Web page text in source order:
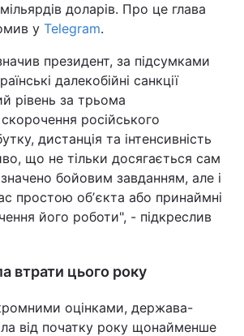
Наука
Інциденти
Туризм
Погода
Регіони
Статті
Думки
доларів. Про це глава
у Telegram.
президент, за підсумками
далекобійні санкції
рівень за трьома
російського
дистанція та інтенсивність
що не тільки досягається сам
бойовим завданням, але і
простою обʼєкта або принаймні
його роботи", - підкреслив
втрати цього року
оцінками, держава-
від початку року щонайменше